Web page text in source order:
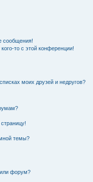
сообщения!
то с этой конференции!
моих друзей и недругов?
темы?
форум?